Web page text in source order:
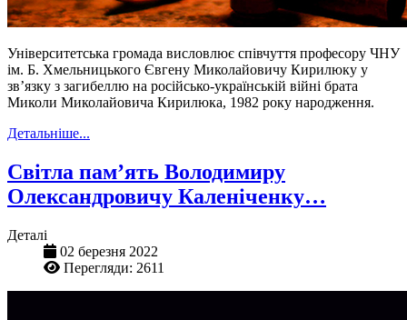
Університетська громада висловлює співчуття професору ЧНУ
ім. Б. Хмельницького Євгену Миколайовичу Кирилюку у
зв’язку з загибеллю на російсько-українській війні брата
Миколи Миколайовича Кирилюка, 1982 року народження.
Детальніше...
Світла пам’ять Володимиру
Олександровичу Каленіченку…
Деталі
02 березня 2022
Перегляди: 2611